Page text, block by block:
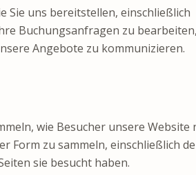
Sie uns bereitstellen, einschließlich
Buchungsanfragen zu
Angebote zu kommunizieren.
wie Besucher unsere Website
Form zu sammeln, einschließlich
sie besucht haben.